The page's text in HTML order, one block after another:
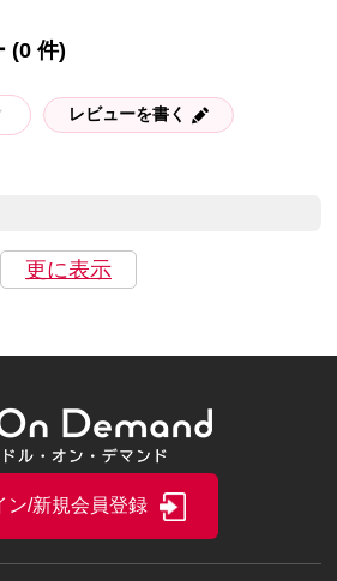
(0 件)
レビューを書く
更に表示
ン/新規会員登録